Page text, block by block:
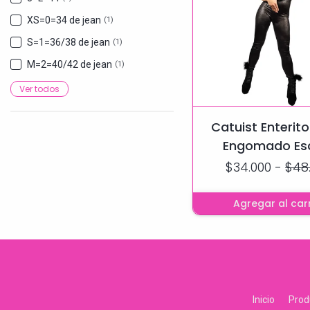
XS=0=34 de jean (1)
S=1=36/38 de jean (1)
M=2=40/42 de jean (1)
Ver todos
Catuist
Engomado
Marylin Cola
$34.000 -
Agregar al
Inicio